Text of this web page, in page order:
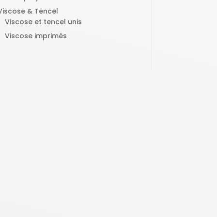
& Tencel
Viscose et tencel unis
Viscose imprimés